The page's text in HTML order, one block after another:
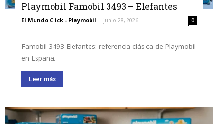
Playmobil Famobil 3493 – Elefantes
El Mundo Click - Playmobil - junio 28, 2026 0
Famobil 3493 Elefantes: referencia clásica de Playmobil
en España.
Leer más